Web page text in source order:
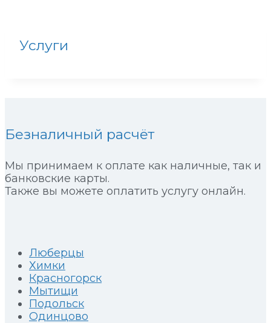
Услуги
Безналичный расчёт
Мы принимаем к оплате как наличные, так и
банковские карты.
Также вы можете оплатить услугу онлайн.
Люберцы
Химки
Красногорск
Мытищи
Подольск
Одинцово